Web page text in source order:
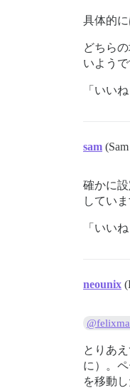
具体的に
どちら
いよう
「いい
sam
確かに
していま
「いい
neounix
とりあ
に）。
を移動